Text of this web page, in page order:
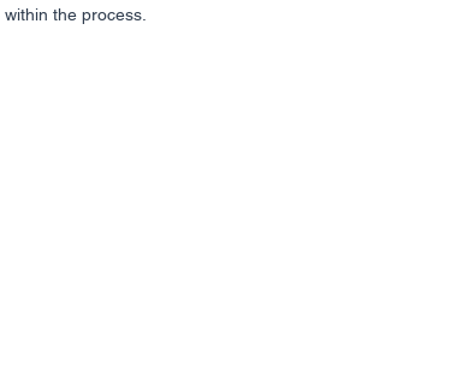
the process.